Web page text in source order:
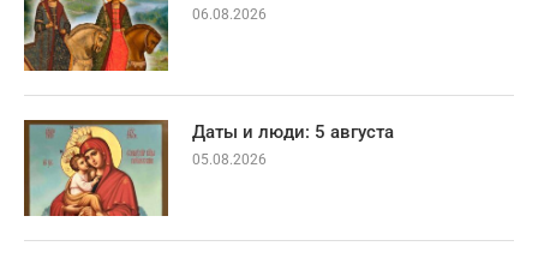
06.08.2026
Даты и люди: 5 августа
05.08.2026